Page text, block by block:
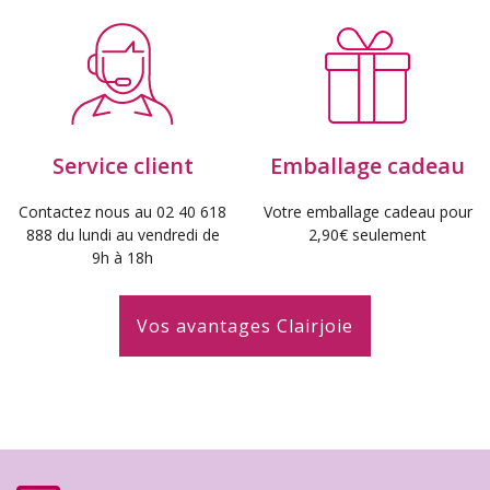
Service client
Contactez nous au 02 40 618
888 du lundi au vendredi de
9h à 18h
Emballage cadeau
Votre emballage cadeau pour
2,90€ seulement
Vos avantages Clairjoie